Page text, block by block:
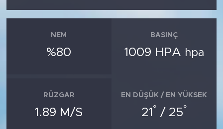
NEM
%80
BASINÇ
1009 HPA hpa
RÜZGAR
1.89 M/S
EN DÜŞÜK / EN YÜKSEK
21 ° / 25°